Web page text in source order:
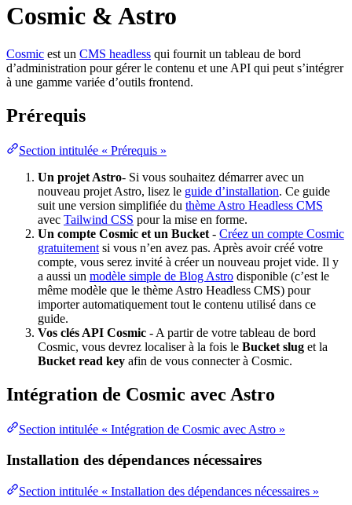
Cosmic & Astro
Cosmic est un CMS headless qui fournit un tableau de bord
d’administration pour gérer le contenu et une API qui peut s’intégrer
à une gamme variée d’outils frontend.
Prérequis
Section intitulée « Prérequis »
Un projet Astro- Si vous souhaitez démarrer avec un
nouveau projet Astro, lisez le guide d’installation. Ce guide
suit une version simplifiée du thème Astro Headless CMS
avec Tailwind CSS pour la mise en forme.
Un compte Cosmic et un Bucket - Créez un compte Cosmic
gratuitement si vous n’en avez pas. Après avoir créé votre
compte, vous serez invité à créer un nouveau projet vide. Il y
a aussi un modèle simple de Blog Astro disponible (c’est le
même modèle que le thème Astro Headless CMS) pour
importer automatiquement tout le contenu utilisé dans ce
guide.
Vos clés API Cosmic - A partir de votre tableau de bord
Cosmic, vous devrez localiser à la fois le Bucket slug et la
Bucket read key afin de vous connecter à Cosmic.
Intégration de Cosmic avec Astro
Section intitulée « Intégration de Cosmic avec Astro »
Installation des dépendances nécessaires
Section intitulée « Installation des dépendances nécessaires »